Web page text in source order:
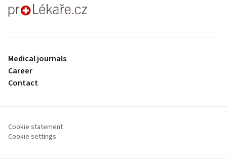
proLékaře.cz
Medical journals
Career
Contact
Cookie statement
Cookie settings